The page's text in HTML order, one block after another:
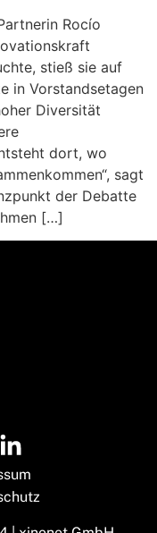
Rocío
stieß sie auf
in Vorstandsetagen
Diversität
dort, wo
sagt
der Debatte
[…]